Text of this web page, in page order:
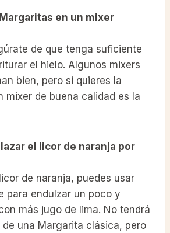
en un mixer
de que tenga suficiente
el hielo. Algunos mixers
bien, pero si quieres la
mixer de buena calidad es la
el licor de naranja por
de naranja, puedes usar
para endulzar un poco y
más jugo de lima. No tendrá
una Margarita clásica, pero